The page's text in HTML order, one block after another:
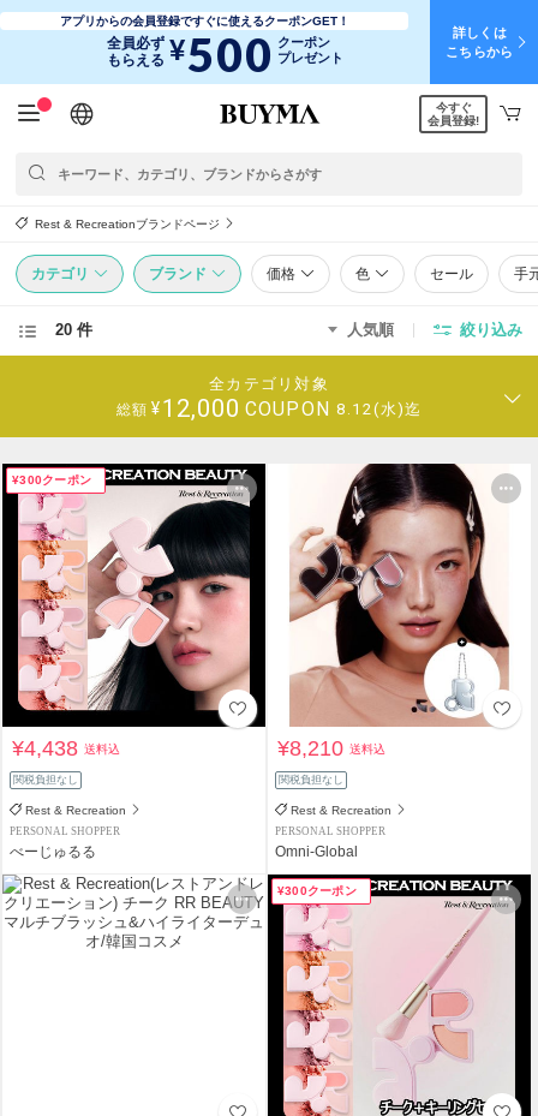
アプリからの会員登録ですぐに使えるクーポンGET！
全員必ず
もらえる ¥500 クーポン
プレゼント
詳しくは
こちらから
日本語
English
简体中文
繁體中文
今すぐ
会員登録!
Rest & Recreationブランドページ
カテゴリ ブランド 価格 色 セール 手
20 件 人気順 絞り込み
全カテゴリ対象
総額 ¥12,000 COUPON 8.12(水)迄
¥300クーポン
¥4,438送料込
関税負担なし
Rest & Recreation
PERSONAL SHOPPER
べーじゅるる
¥8,210送料込
関税負担なし
Rest & Recreation
PERSONAL SHOPPER
Omni-Global
¥300クーポン